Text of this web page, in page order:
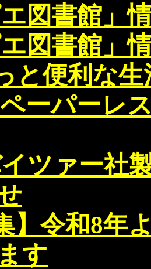
エ図書館
エ図書館
と便利な生
ーパーレ
ツァー社
】令和8年
す